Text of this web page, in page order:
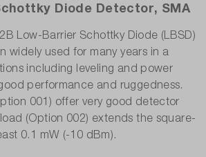
Diode Detector, SMA
Low-Barrier Schottky Diode (LBSD)
widely used for many years in a
including leveling and power
performance and ruggedness.
001) offer very good detector
(Option 002) extends the square-
0.1 mW (-10 dBm).